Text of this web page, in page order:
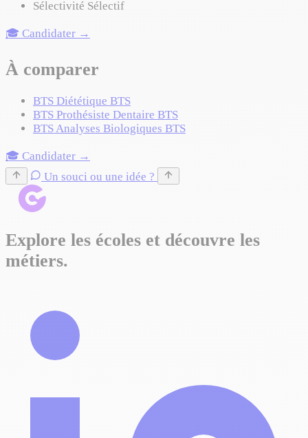
Sélectivité Sélectif
🎓 Candidater →
À comparer
BTS Diététique BTS
BTS Prothésiste Dentaire BTS
BTS Analyses Biologiques BTS
🎓 Candidater →
Un souci ou une idée ?
Explore les écoles et découvre les
métiers.